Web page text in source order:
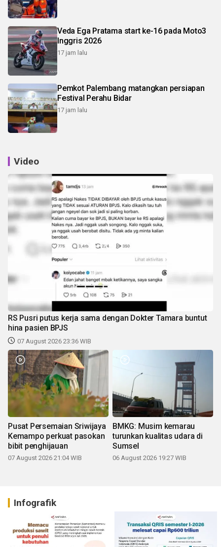
Veda Ega Pratama start ke-16 pada Moto3
Inggris 2026
17 jam lalu
Pemkot Palembang matangkan persiapan
Festival Perahu Bidar
17 jam lalu
Video
RS Pusri putus kerja sama dengan Dokter Tamara buntut
hina pasien BPJS
07 August 2026 23:36 WIB
Pusat Persemaian Sriwijaya
Kemampo perkuat pasokan
bibit penghijauan
07 August 2026 21:04 WIB
BMKG: Musim kemarau
turunkan kualitas udara di
Sumsel
06 August 2026 19:27 WIB
Infografik